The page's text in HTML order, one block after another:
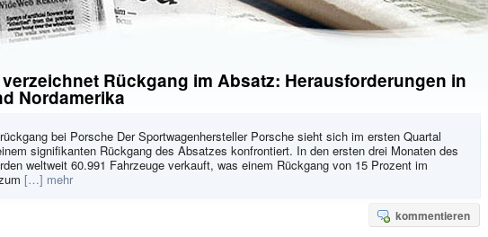
Rückgang im Absatz: Herausforderungen in
Nordamerika
bei Porsche Der Sportwagenhersteller Porsche sieht sich im ersten Quartal
signifikanten Rückgang des Absatzes konfrontiert. In den ersten drei Monaten des
weltweit 60.991 Fahrzeuge verkauft, was einem Rückgang von 15 Prozent im
[…] mehr
kommentieren